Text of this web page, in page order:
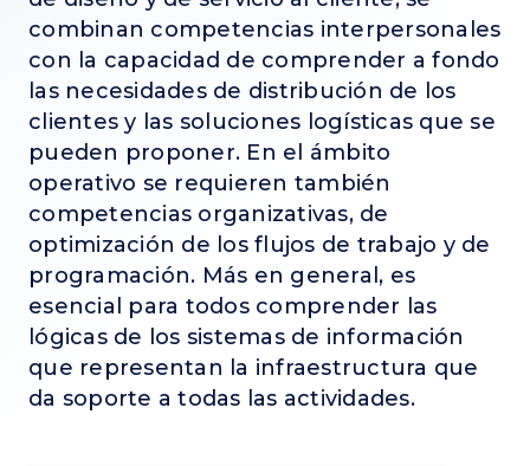
combinan competencias interpersonales
con la capacidad de comprender a fondo
las necesidades de distribución de los
clientes y las soluciones logísticas que se
pueden proponer. En el ámbito
operativo se requieren también
competencias organizativas, de
optimización de los flujos de trabajo y de
programación. Más en general, es
esencial para todos comprender las
lógicas de los sistemas de información
que representan la infraestructura que
da soporte a todas las actividades.